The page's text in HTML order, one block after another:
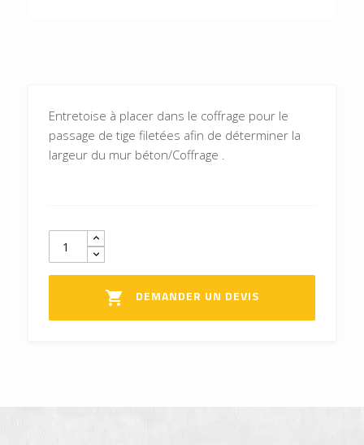
Entretoise à placer dans le coffrage pour le
passage de tige filetées afin de déterminer la
largeur du mur béton/Coffrage .
 DEMANDER UN DEVIS